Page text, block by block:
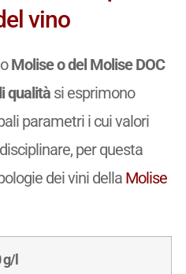
vino
Molise o del Molise DOC
qualitàsi esprimono
parametri i cui valori
per questa
dei vini della Molise
g/l